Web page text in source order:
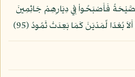
فَأَصْبَحُواْ فِي دِيَارِهِمْ جَاثِمِينَ